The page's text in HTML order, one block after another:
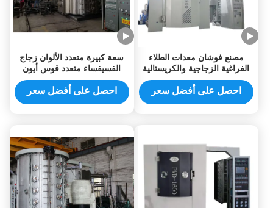
مصنع فوشان معدات الطلاء
الفراغية الزجاجية والكريستالية
متعددة الأقواس
احصل على أفضل سعر
سعة كبيرة متعدد الألوان زجاج
الفسيفساء متعدد قوس أيون
PVD معدات طلاء الفراغ للذهبية
وردة ذهبية
احصل على أفضل سعر